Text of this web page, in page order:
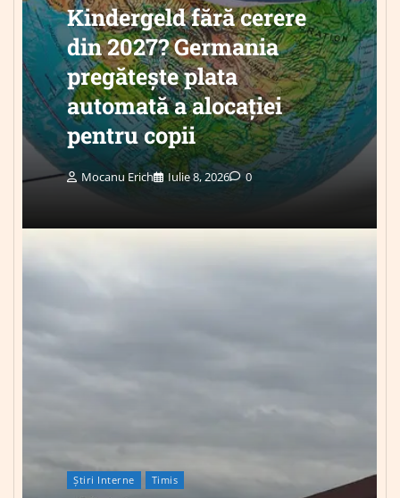
Kindergeld fără cerere
din 2027? Germania
pregătește plata
automată a alocației
pentru copii
Mocanu Erich Iulie 8, 2026 0
Știri Interne Timis